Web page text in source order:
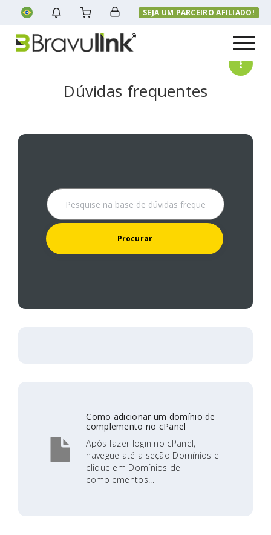
SEJA UM PARCEIRO AFILIADO!
Menu
Dúvidas frequentes
Como adicionar um domínio de
complemento no cPanel
Após fazer login no cPanel,
navegue até a seção Domínios e
clique em Domínios de
complementos...